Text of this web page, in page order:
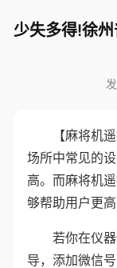
少失多得!徐
【麻将机
场所中常见的
高。而麻将机
够帮助用户更高
若你在仪
导，添加微信